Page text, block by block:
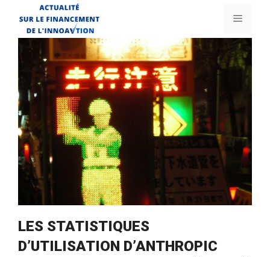
contenu
Menu
LES STATISTIQUES
D’UTILISATION D’ANTHROPIC